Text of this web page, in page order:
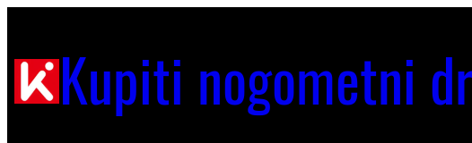
Kupiti nogometni